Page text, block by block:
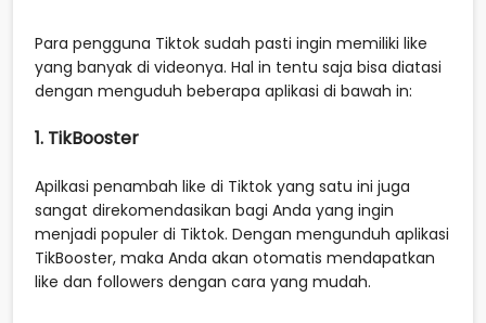
Para pengguna Tiktok sudah pasti ingin memiliki like
yang banyak di videonya. Hal in tentu saja bisa diatasi
dengan menguduh beberapa aplikasi di bawah in:
1. TikBooster
Apilkasi penambah like di Tiktok yang satu ini juga
sangat direkomendasikan bagi Anda yang ingin
menjadi populer di Tiktok. Dengan mengunduh aplikasi
TikBooster, maka Anda akan otomatis mendapatkan
like dan followers dengan cara yang mudah.